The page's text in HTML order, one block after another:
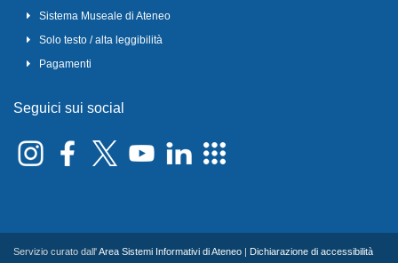
Sistema Museale di Ateneo
Solo testo / alta leggibilità
Pagamenti
Seguici sui social
Servizio curato dall'Area Sistemi Informativi di Ateneo Dichiarazione di accessibilità